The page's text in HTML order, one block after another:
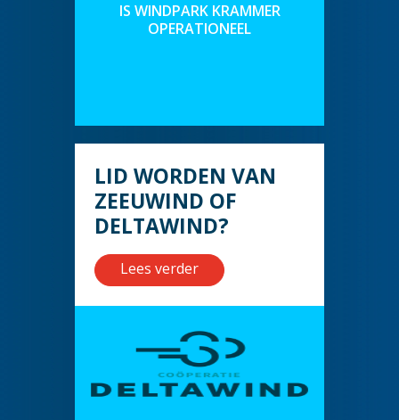
IS WINDPARK KRAMMER
OPERATIONEEL
LID WORDEN VAN
ZEEUWIND OF
DELTAWIND?
Lees verder